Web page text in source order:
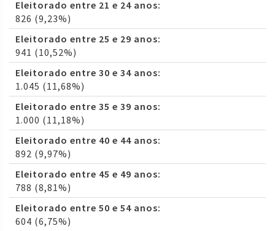
Eleitorado entre 21 e 24 anos:
826 (9,23%)
Eleitorado entre 25 e 29 anos:
941 (10,52%)
Eleitorado entre 30 e 34 anos:
1.045 (11,68%)
Eleitorado entre 35 e 39 anos:
1.000 (11,18%)
Eleitorado entre 40 e 44 anos:
892 (9,97%)
Eleitorado entre 45 e 49 anos:
788 (8,81%)
Eleitorado entre 50 e 54 anos:
604 (6,75%)